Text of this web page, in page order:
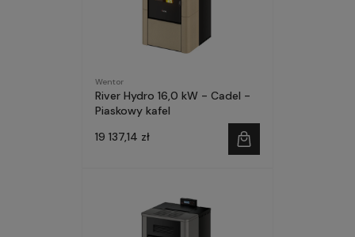
Wentor
River Hydro 16,0 kW - Cadel -
Piaskowy kafel
19 137,14 zł